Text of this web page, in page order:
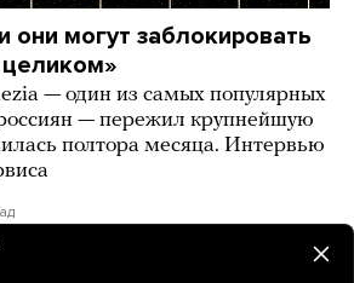
они могут заблокировать
— один из самых популярных
— пережил крупнейшую
полтора месяца. Интервью